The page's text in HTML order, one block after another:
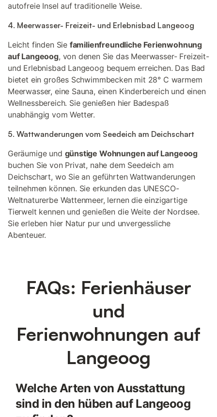
autofreie Insel auf traditionelle Weise.
4. Meerwasser- Freizeit- und Erlebnisbad Langeoog
Leicht finden Sie familienfreundliche Ferienwohnung
auf Langeoog, von denen Sie das Meerwasser- Freizeit-
und Erlebnisbad Langeoog bequem erreichen. Das Bad
bietet ein großes Schwimmbecken mit 28° C warmem
Meerwasser, eine Sauna, einen Kinderbereich und einen
Wellnessbereich. Sie genießen hier Badespaß
unabhängig vom Wetter.
5. Wattwanderungen vom Seedeich am Deichschart
Geräumige und günstige Wohnungen auf Langeoog
buchen Sie von Privat, nahe dem Seedeich am
Deichschart, wo Sie an geführten Wattwanderungen
teilnehmen können. Sie erkunden das UNESCO-
Weltnaturerbe Wattenmeer, lernen die einzigartige
Tierwelt kennen und genießen die Weite der Nordsee.
Sie erleben hier Natur pur und unvergessliche
Abenteuer.
FAQs: Ferienhäuser
und
Ferienwohnungen auf
Langeoog
Welche Arten von Ausstattung
sind in den hüben auf Langeoog